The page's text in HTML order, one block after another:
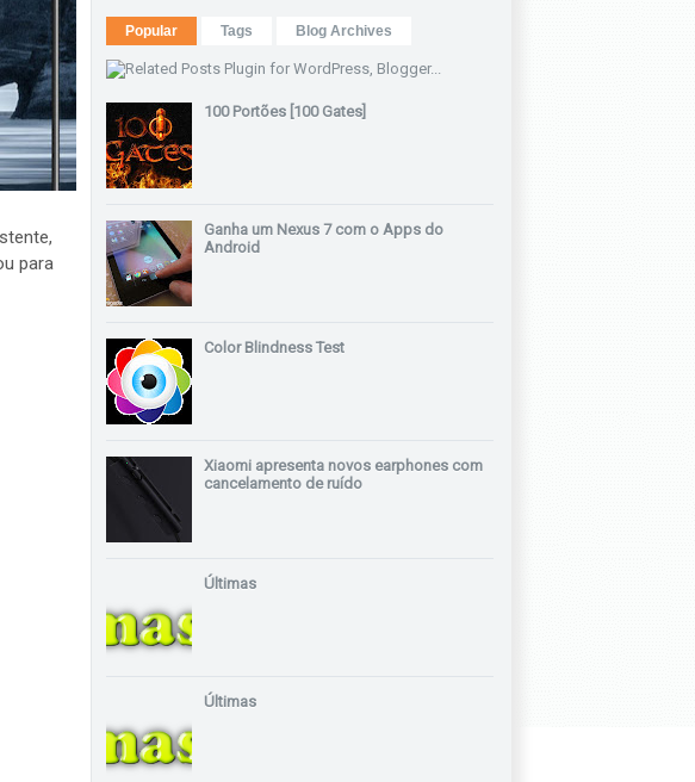
para
Popular Tags Blog Archives
100 Portões [100 Gates]
Ganha um Nexus 7 com o Apps do
Android
Color Blindness Test
Xiaomi apresenta novos earphones com
cancelamento de ruído
Últimas
Últimas